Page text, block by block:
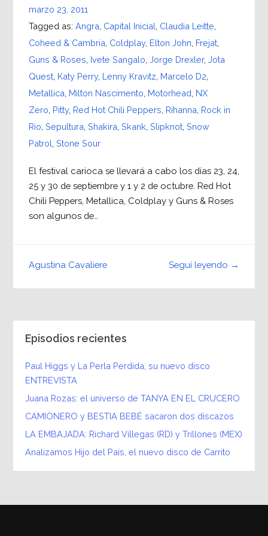
marzo 23, 2011
Tagged as: Angra Capital Inicial Claudia Leitte
Coheed & Cambria Coldplay, Elton John Frejat,
Guns & Roses Ivete Sangalo Jorge Drexler, Jota
Quest, Katy Perry, Lenny Kravitz Marcelo D2
Metallica Milton Nascimento Motorhead NX
Zero Pitty, Red Hot Chili Peppers Rihanna Rock in
Rio Sepultura Shakira Skank Slipknot, Snow
Patrol Stone Sour
El festival carioca se llevará a cabo los días 23, 24,
25 y 30 de septiembre y 1 y 2 de octubre. Red Hot
Chili Peppers, Metallica, Coldplay y Guns & Roses
son algunos de…
Seguí leyendo →
Agustina Cavaliere
Episodios recientes
Paul Higgs y La Perla Perdida, su nuevo disco
ENTREVISTA
Juana Rozas: el universo de TANYA EN EL CRUCERO
CAMIONERO y BESTIA BEBÉ sacaron dos discazos
LA EMBAJADA: Richard Villegas (RD) y Trillones (MEX)
Analizamos Hijo del País, el nuevo disco de Carrito